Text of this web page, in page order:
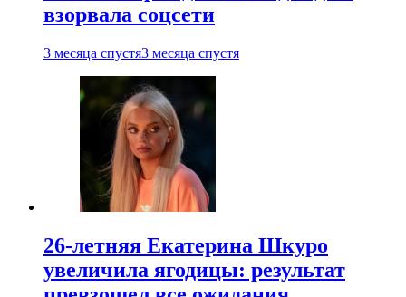
взорвала соцсети
3 месяца спустя3 месяца спустя
26-летняя Екатерина Шкуро
увеличила ягодицы: результат